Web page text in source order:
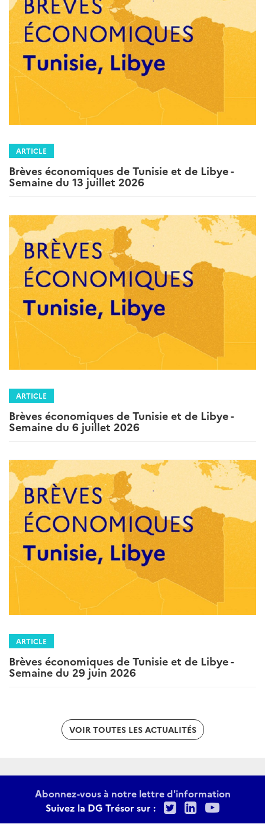
ARTICLE
Brèves économiques de Tunisie et de Libye -
Semaine du 13 juillet 2026
ARTICLE
Brèves économiques de Tunisie et de Libye -
Semaine du 6 juillet 2026
ARTICLE
Brèves économiques de Tunisie et de Libye -
Semaine du 29 juin 2026
VOIR TOUTES LES ACTUALITÉS
Abonnez-vous à notre lettre d'information
Suivez la DG Trésor sur :
TwitterLinkedIn